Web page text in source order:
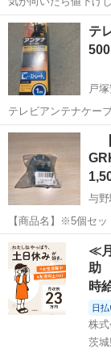
で埼玉 上尾市
テ
500
戸
テレビアンテナケー
埼玉 川口市
テレビアンテナケ
【
与野
【商品名】※5個セ
説明】 ・マストと
金具です。 ・直径
亜鉛メッキ鋼塗装処理
埼玉 さいたま市
≪
助
時
日払
株
茨